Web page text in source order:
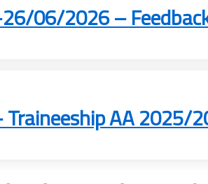
06/2026 –
AA 2025/